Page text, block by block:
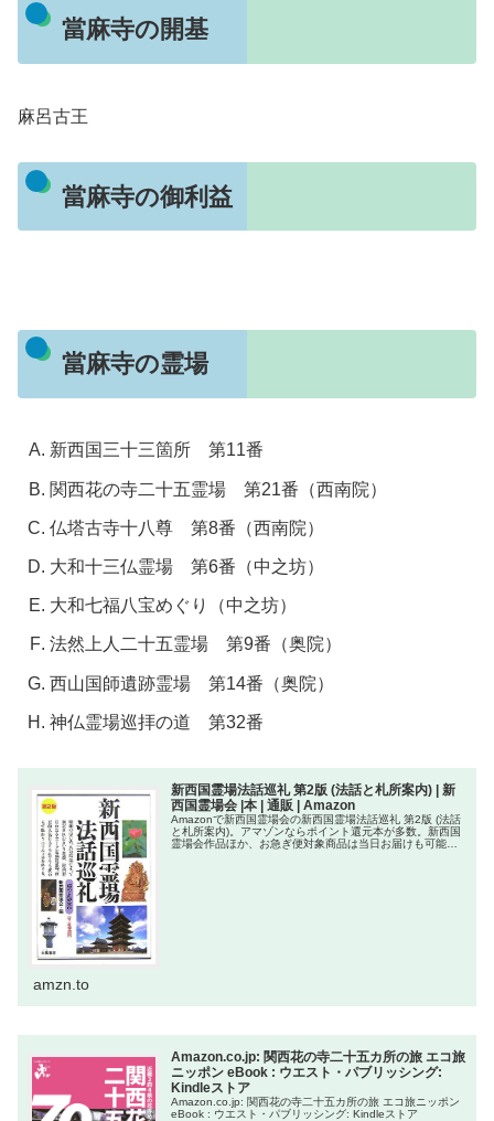
當麻寺の開基
麻呂古王
當麻寺の御利益
當麻寺の霊場
新西国三十三箇所 第11番
関西花の寺二十五霊場 第21番（西南院）
仏塔古寺十八尊 第8番（西南院）
大和十三仏霊場 第6番（中之坊）
大和七福八宝めぐり（中之坊）
法然上人二十五霊場 第9番（奥院）
西山国師遺跡霊場 第14番（奥院）
神仏霊場巡拝の道 第32番
新西国霊場法話巡礼 第2版 (法話と札所案内) | 新
西国霊場会 |本 | 通販 | Amazon
Amazonで新西国霊場会の新西国霊場法話巡礼 第2版 (法話
と札所案内)。アマゾンならポイント還元本が多数。新西国
霊場会作品ほか、お急ぎ便対象商品は当日お届けも可能。
amzn.to
Amazon.co.jp: 関西花の寺二十五カ所の旅 エコ旅
ニッポン eBook : ウエスト・パブリッシング:
Kindleストア
Amazon.co.jp: 関西花の寺二十五カ所の旅 エコ旅ニッポン
eBook : ウエスト・パブリッシング: Kindleストア